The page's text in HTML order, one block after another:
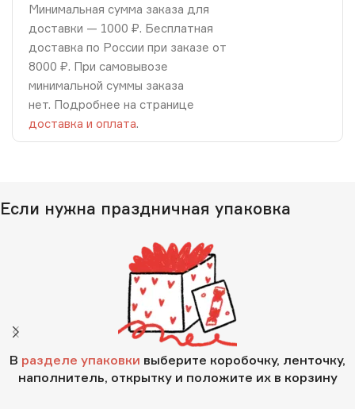
Минимальная сумма заказа для
доставки — 1000 ₽. Бесплатная
доставка по России при заказе от
8000 ₽. При самовывозе
минимальной суммы заказа
нет. Подробнее на странице
доставка и оплата.
Если нужна праздничная упаковка
В разделе упаковки выберите коробочку, ленточку,
наполнитель, открытку и положите их в корзину